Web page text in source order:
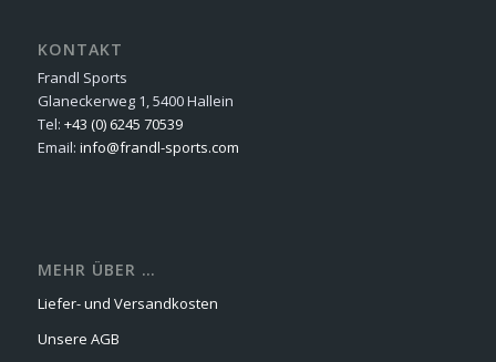
KONTAKT
Frandl Sports
Glaneckerweg 1, 5400 Hallein
Tel: +43 (0) 6245 70539
Email: info@frandl-sports.com
MEHR ÜBER …
Liefer- und Versandkosten
Unsere AGB